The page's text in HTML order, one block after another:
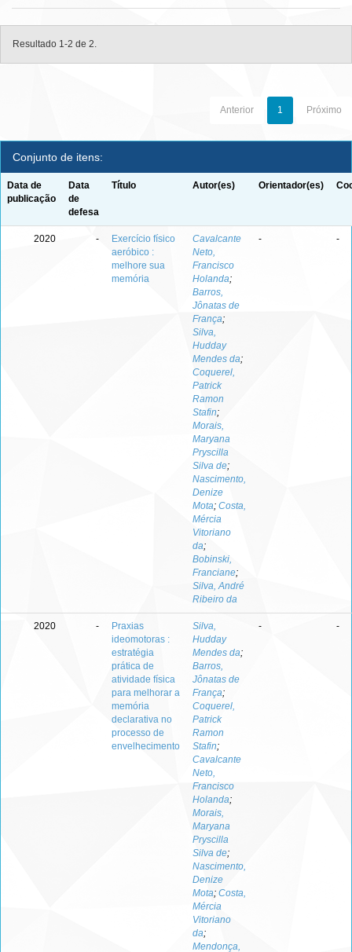
Resultado 1-2 de 2.
Anterior 1 Próximo
Conjunto de itens:
Data de
publicação
Data
de
defesa
Título Autor(es) Orientador(es)
2020 -
Exercício físico
aeróbico :
melhore sua
memória
Cavalcante
Neto,
Francisco
Holanda;
Barros,
Jônatas de
França;
Silva,
Hudday
Mendes da;
Coquerel,
Patrick
Ramon
Stafin;
Morais,
Maryana
Pryscilla
Silva de;
Nascimento,
Denize
Mota; Costa,
Mércia
Vitoriano
da;
Bobinski,
Franciane;
Silva, André
Ribeiro da
- -
2020 -
Praxias
ideomotoras :
estratégia
prática de
atividade física
para melhorar a
memória
declarativa no
processo de
envelhecimento
Silva,
Hudday
Mendes da;
Barros,
Jônatas de
França;
Coquerel,
Patrick
Ramon
Stafin;
Cavalcante
Neto,
Francisco
Holanda;
Morais,
Maryana
Pryscilla
Silva de;
Nascimento,
Denize
Mota; Costa,
Mércia
Vitoriano
da;
Mendonça,
- -